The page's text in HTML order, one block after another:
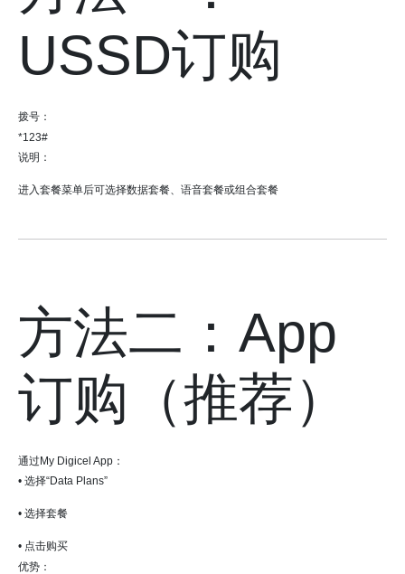
USSD订购
拨号：
*123#
说明：
进入套餐菜单后可选择数据套餐、语音套餐或组合套餐
方法二：App
订购（推荐）
通过My Digicel App：
• 选择“Data Plans”
• 选择套餐
• 点击购买
优势：